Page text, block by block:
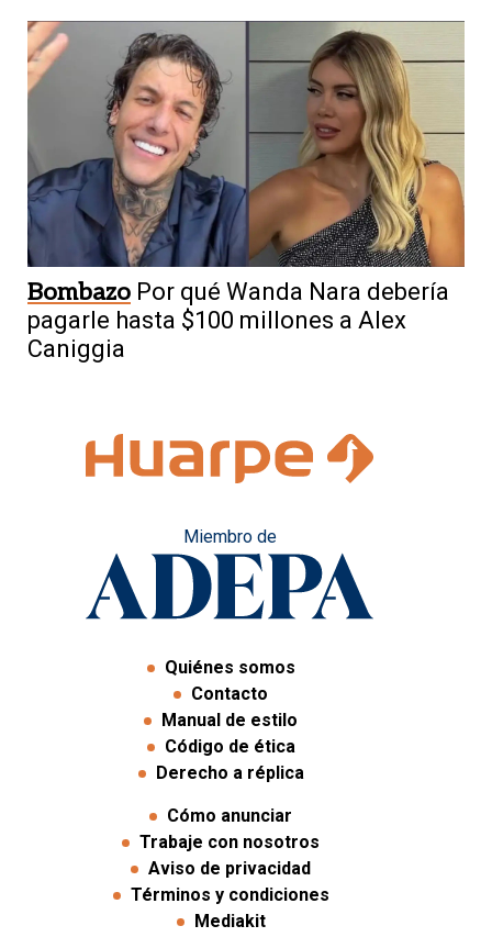
Bombazo Por qué Wanda Nara debería
pagarle hasta $100 millones a Alex
Caniggia
Miembro de
Quiénes somos
Contacto
Manual de estilo
Código de ética
Derecho a réplica
Cómo anunciar
Trabaje con nosotros
Aviso de privacidad
Términos y condiciones
Mediakit